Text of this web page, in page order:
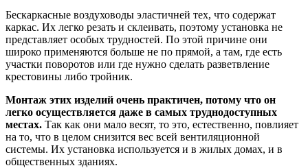
Бескаркасные воздуховоды эластичней тех, что содержат
каркас. Их легко резать и склеивать, поэтому установка не
представляет особых трудностей. По этой причине они
широко применяются больше не по прямой, а там, где есть
участки поворотов или где нужно сделать разветвление
крестовины либо тройник.
Монтаж этих изделий очень практичен, потому что он
легко осуществляется даже в самых труднодоступных
местах. Так как они мало весят, то это, естественно, повлияет
на то, что в целом снизится вес всей вентиляционной
системы. Их установка используется и в жилых домах, и в
общественных зданиях.